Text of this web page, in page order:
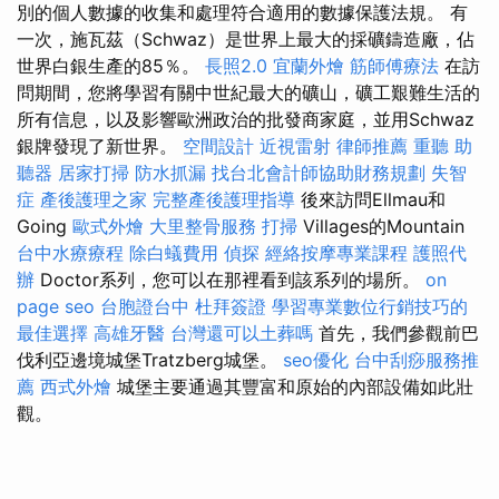
別的個人數據的收集和處理符合適用的數據保護法規。 有
一次，施瓦茲（Schwaz）是世界上最大的採礦鑄造廠，佔
世界白銀生產的85％。 長照2.0 宜蘭外燴 筋師傅療法 在訪
問期間，您將學習有關中世紀最大的礦山，礦工艱難生活的
所有信息，以及影響歐洲政治的批發商家庭，並用Schwaz
銀牌發現了新世界。 空間設計 近視雷射 律師推薦 重聽 助
聽器 居家打掃 防水抓漏 找台北會計師協助財務規劃 失智
症 產後護理之家 完整產後護理指導 後來訪問Ellmau和
Going 歐式外燴 大里整骨服務 打掃 Villages的Mountain
台中水療療程 除白蟻費用 偵探 經絡按摩專業課程 護照代
辦 Doctor系列，您可以在那裡看到該系列的場所。 on
page seo 台胞證台中 杜拜簽證 學習專業數位行銷技巧的
最佳選擇 高雄牙醫 台灣還可以土葬嗎 首先，我們參觀前巴
伐利亞邊境城堡Tratzberg城堡。 seo優化 台中刮痧服務推
薦 西式外燴 城堡主要通過其豐富和原始的內部設備如此壯
觀。